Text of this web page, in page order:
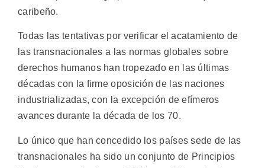
caribeño.
Todas las tentativas por verificar el acatamiento de
las transnacionales a las normas globales sobre
derechos humanos han tropezado en las últimas
décadas con la firme oposición de las naciones
industrializadas, con la excepción de efímeros
avances durante la década de los 70.
Lo único que han concedido los países sede de las
transnacionales ha sido un conjunto de Principios